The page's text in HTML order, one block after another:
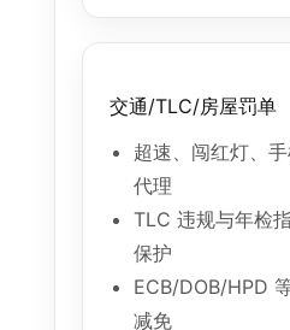
交通/TLC/房屋罚单
超速、闯红灯、
代理
TLC 违规与年检
保护
ECB/DOB/HPD
减免